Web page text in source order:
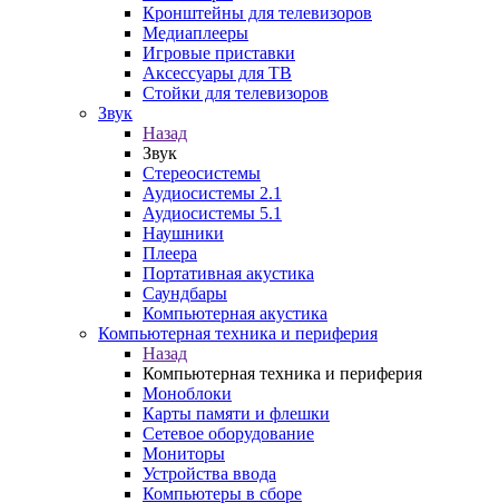
Кронштейны для телевизоров
Медиаплееры
Игровые приставки
Аксессуары для ТВ
Стойки для телевизоров
Звук
Назад
Звук
Стереосистемы
Аудиосистемы 2.1
Аудиосистемы 5.1
Наушники
Плеера
Портативная акустика
Саундбары
Компьютерная акустика
Компьютерная техника и периферия
Назад
Компьютерная техника и периферия
Моноблоки
Карты памяти и флешки
Сетевое оборудование
Мониторы
Устройства ввода
Компьютеры в сборе